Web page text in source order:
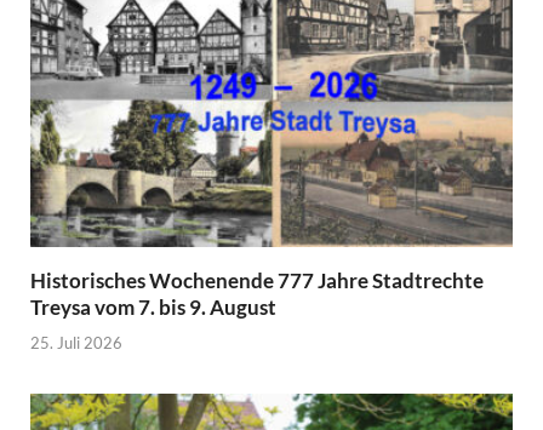
Historisches Wochenende 777 Jahre Stadtrechte
Treysa vom 7. bis 9. August
25. Juli 2026